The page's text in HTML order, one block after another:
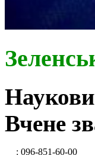
Вчене
: 096-851-60-00